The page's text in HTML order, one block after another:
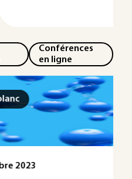
Conférences
en ligne